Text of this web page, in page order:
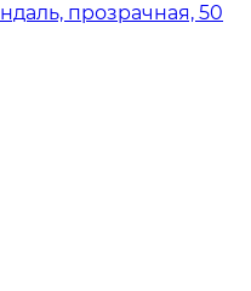
прозрачная, 50